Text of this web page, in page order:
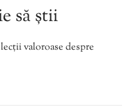
să știi
valoroase despre